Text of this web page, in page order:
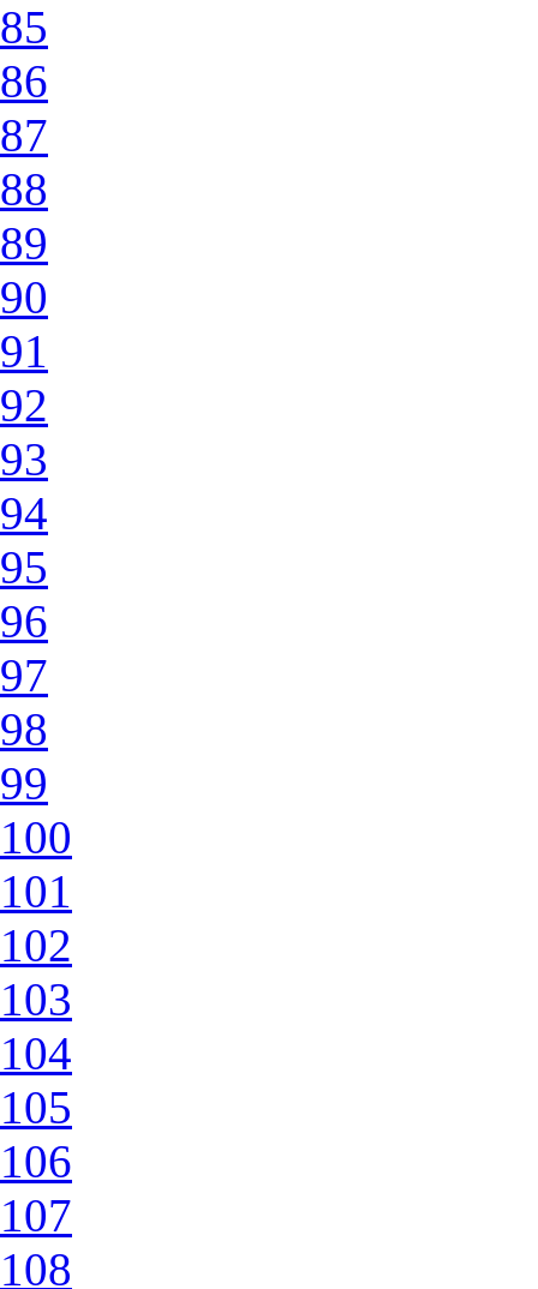
85
86
87
88
89
90
91
92
93
94
95
96
97
98
99
100
101
102
103
104
105
106
107
108